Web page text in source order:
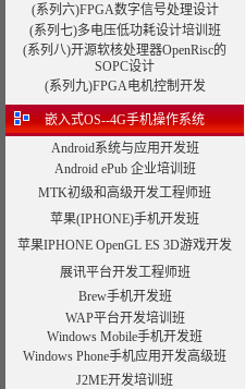
(系列六)FPGA数字信号处理设计
(系列七)多电压低功耗设计培训班
(系列八)开源软核处理器OpenRisc的
SOPC设计
(系列九)FPGA电机控制开发
嵌入式OS--4G手机操作系统
Android系统与应用开发班
Android ePub 企业培训班
MTK初级和高级开发工程师班
苹果(IPHONE)手机开发班
苹果IPHONE OpenGL ES 3D游戏开发
展讯平台开发工程师班
Brew手机开发班
WAP平台开发培训班
Windows Mobile手机开发班
Windows Phone手机应用开发高级班
J2ME开发培训班